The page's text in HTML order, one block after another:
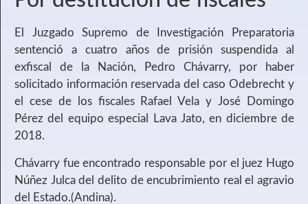
El Juzgado Supremo de Investigación Preparatoria
sentenció a cuatro años de prisión suspendida al
exfiscal de la Nación, Pedro Chávarry, por haber
solicitado información reservada del caso Odebrecht y
el cese de los fiscales Rafael Vela y José Domingo
Pérez del equipo especial Lava Jato, en diciembre de
2018.
Chávarry fue encontrado responsable por el juez Hugo
Núñez Julca del delito de encubrimiento real el agravio
del Estado.(Andina).